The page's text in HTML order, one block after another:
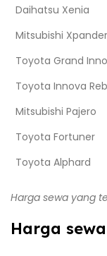
Daihatsu Xenia
Mitsubishi Xpander
Toyota Grand
Toyota Innova
Mitsubishi Pajero
Toyota Fortuner
Toyota Alphard
Harga sewa yang
Harga